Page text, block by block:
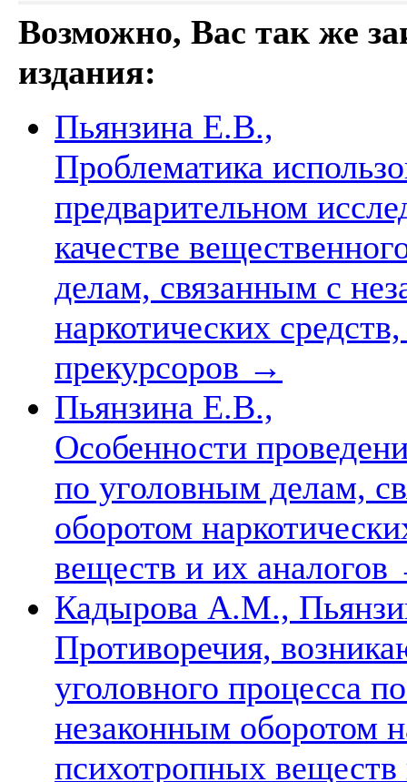
Возможно, Вас так же
издания:
Пьянзина Е.В.,
Проблематика
предварительном
качестве
делам, связанным с
наркотических
прекурсоров →
Пьянзина Е.В.,
Особенности
по уголовным делам,
оборотом
веществ и их аналогов
Кадырова А.М.,
Противоречия,
уголовного процесса
незаконным оборотом
психотропных